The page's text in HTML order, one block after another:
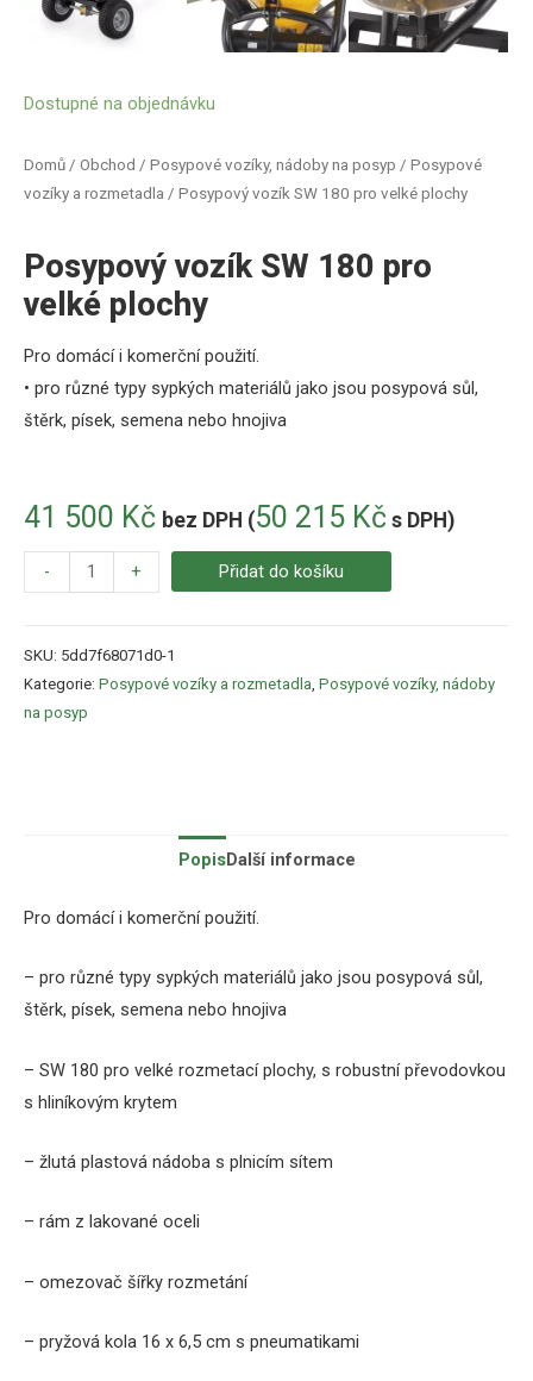
Domů / Obchod / Posypové vozíky, nádoby na posyp / Posypové
vozíky a rozmetadla / Posypový vozík SW 180 pro velké plochy
Posypový vozík SW 180 pro
velké plochy
41 500 Kč bez DPH (50 215 Kč s DPH)
Pro domácí i komerční použití.
• pro různé typy sypkých materiálů jako jsou posypová sůl,
štěrk, písek, semena nebo hnojiva
Dostupné na objednávku
- + Přidat do košíku
SKU: 5dd7f68071d0-1
Kategorie: Posypové vozíky a rozmetadla, Posypové vozíky, nádoby
na posyp
PopisDalší informace
Pro domácí i komerční použití.
– pro různé typy sypkých materiálů jako jsou posypová sůl,
štěrk, písek, semena nebo hnojiva
– SW 180 pro velké rozmetací plochy, s robustní převodovkou
s hliníkovým krytem
– žlutá plastová nádoba s plnicím sítem
– rám z lakované oceli
– omezovač šířky rozmetání
– pryžová kola 16 x 6,5 cm s pneumatikami